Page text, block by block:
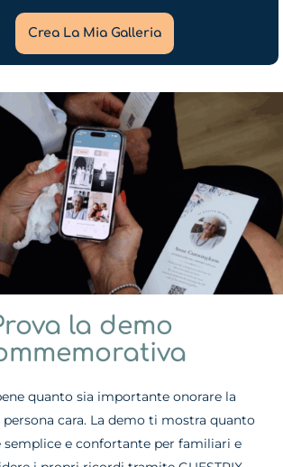
Crea La Mia Galleria
la demo
quanto sia importante onorare la
cara. La demo ti mostra quanto
semplice e confortante per familiari e